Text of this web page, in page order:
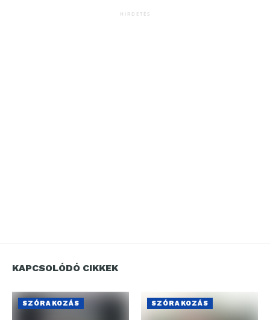
HIRDETÉS
KAPCSOLÓDÓ CIKKEK
SZÓRAKOZÁS SZÓRAKOZÁS